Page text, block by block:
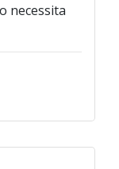
necessita